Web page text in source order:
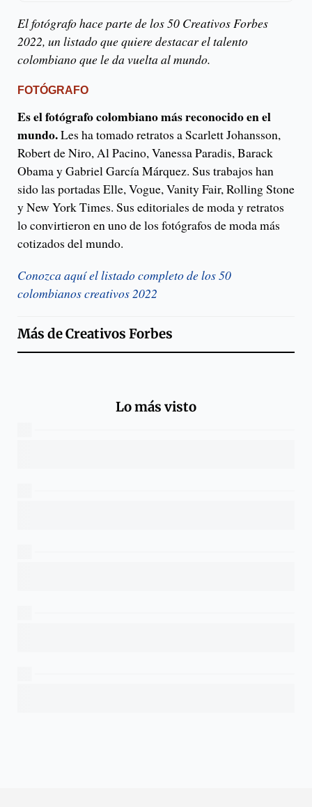
El fotógrafo hace parte de los 50 Creativos Forbes
2022, un listado que quiere destacar el talento
colombiano que le da vuelta al mundo.
FOTÓGRAFO
Es el fotógrafo colombiano más reconocido en el
mundo.Les ha tomado retratos a Scarlett Johansson,
Robert de Niro, Al Pacino, Vanessa Paradis, Barack
Obama y Gabriel García Márquez. Sus trabajos han
sido las portadas Elle, Vogue, Vanity Fair, Rolling Stone
y New York Times. Sus editoriales de moda y retratos
lo convirtieron en uno de los fotógrafos de moda más
cotizados del mundo.
Conozca aquí el listado completo de los 50
colombianos creativos 2022
Más deCreativos Forbes
Lo más visto